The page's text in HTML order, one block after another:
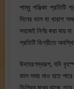
পাম্বু পঞ্জিকা প্রতিটি
দিনের ভাল বা খারাপ
সহজেই নির্ণয় করা যায়
প্রতিটি ডিগ্রীতে
উদাহরণস্বরূপ, যদি
ভাল সময় নাও হতে